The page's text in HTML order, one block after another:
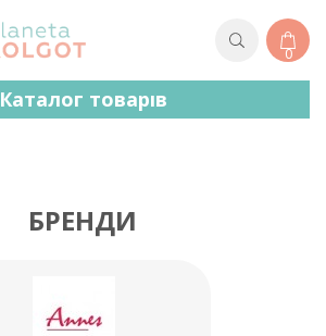
0
Каталог товарів
БРЕНДИ